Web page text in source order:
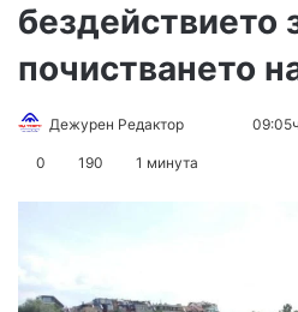
бездействието
почистването
Дежурен Редактор
Send
0 190 1 минута